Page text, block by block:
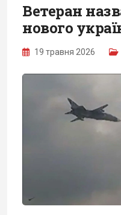
Ветеран
нового
19 травня 2026